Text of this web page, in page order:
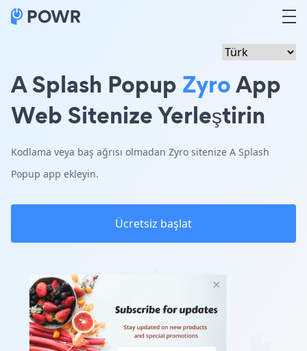
A Splash Popup ZyroApp
Web Sitenize Yerleştirin
Kodlama veya baş ağrısı olmadan Zyro sitenize A Splash
Popup app ekleyin.
Ücretsiz başlat